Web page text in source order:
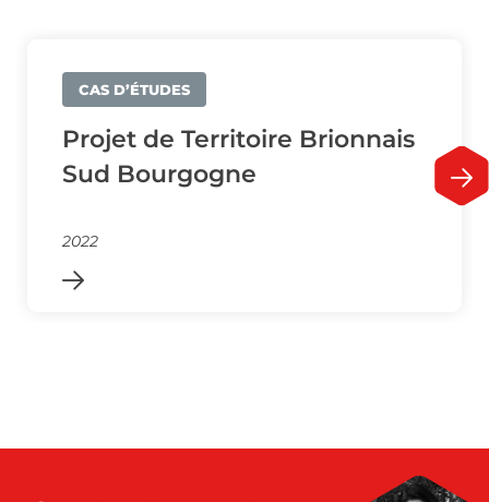
CAS D’ÉTUDES
Projet de Territoire Brionnais
Sud Bourgogne
2022